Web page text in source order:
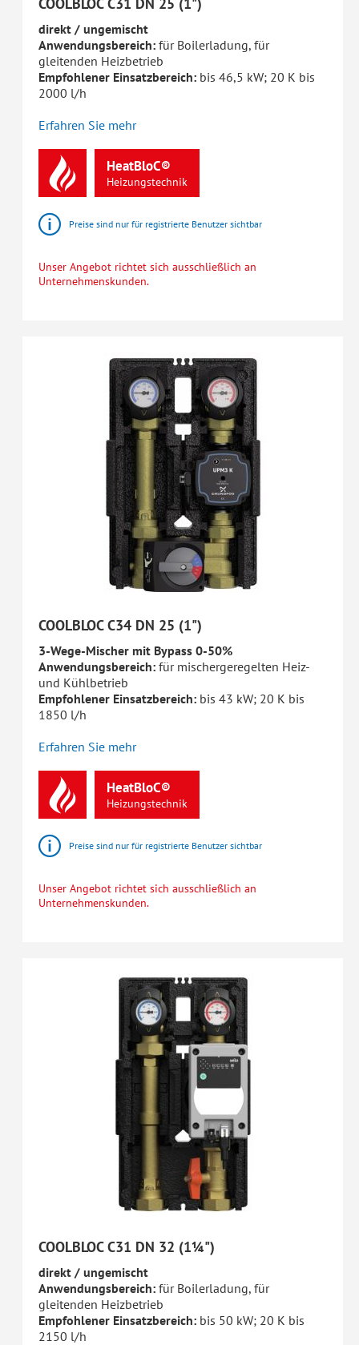
direkt / ungemischt
Anwendungsbereich: für Boilerladung, für
gleitenden Heizbetrieb
Empfohlener Einsatzbereich: bis 46,5 kW; 20 K bis
2000 l/h
Erfahren Sie mehr
HeatBloC®
Heizungstechnik
Preise sind nur für registrierte Benutzer sichtbar
Unser Angebot richtet sich ausschließlich an
Unternehmenskunden.
COOLBLOC C34 DN 25 (1")
3-Wege-Mischer mit Bypass 0-50%
Anwendungsbereich: für mischergeregelten Heiz-
und Kühlbetrieb
Empfohlener Einsatzbereich: bis 43 kW; 20 K bis
1850 l/h
Erfahren Sie mehr
HeatBloC®
Heizungstechnik
Preise sind nur für registrierte Benutzer sichtbar
Unser Angebot richtet sich ausschließlich an
Unternehmenskunden.
COOLBLOC C31 DN 32 (1¼")
direkt / ungemischt
Anwendungsbereich: für Boilerladung, für
gleitenden Heizbetrieb
Empfohlener Einsatzbereich: bis 50 kW; 20 K bis
2150 l/h